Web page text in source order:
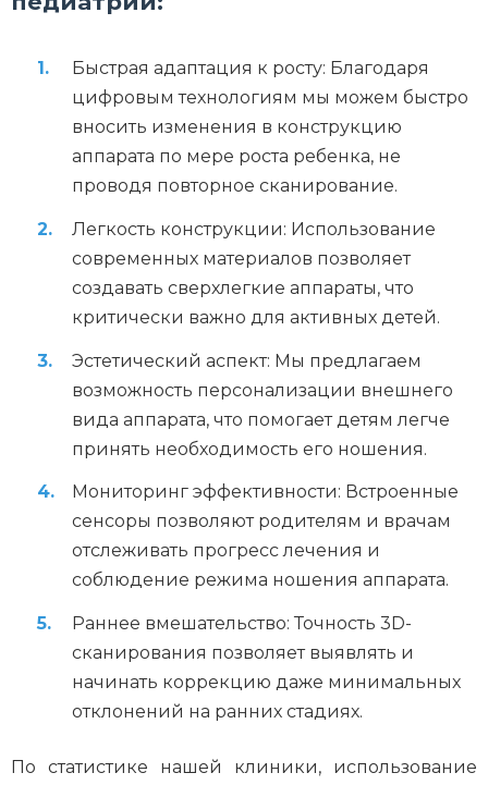
Быстрая адаптация к росту: Благодаря
цифровым технологиям мы можем быстро
вносить изменения в конструкцию
аппарата по мере роста ребенка, не
проводя повторное сканирование.
Легкость конструкции: Использование
современных материалов позволяет
создавать сверхлегкие аппараты, что
критически важно для активных детей.
Эстетический аспект: Мы предлагаем
возможность персонализации внешнего
вида аппарата, что помогает детям легче
принять необходимость его ношения.
Мониторинг эффективности: Встроенные
сенсоры позволяют родителям и врачам
отслеживать прогресс лечения и
соблюдение режима ношения аппарата.
Раннее вмешательство: Точность 3D-
сканирования позволяет выявлять и
начинать коррекцию даже минимальных
отклонений на ранних стадиях.
По статистике нашей клиники, использование